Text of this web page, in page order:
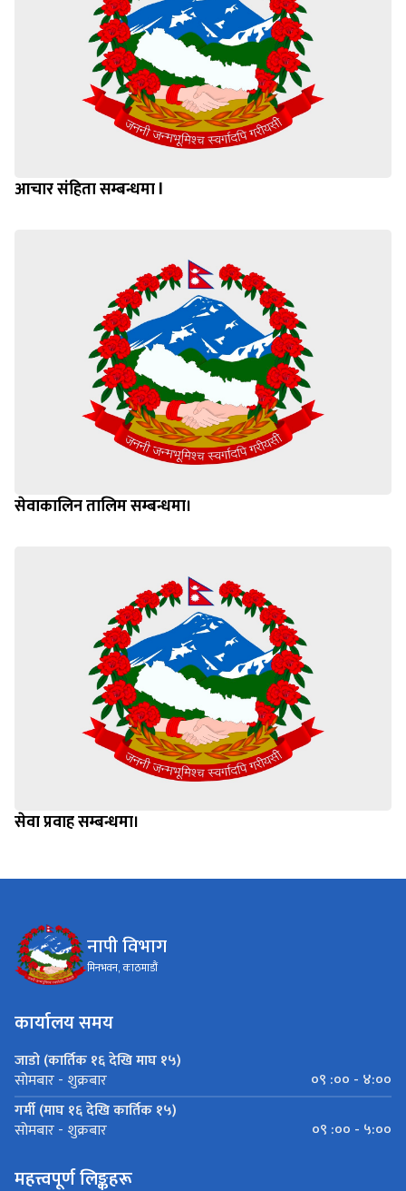
आचार संहिता सम्बन्धमा l
सेवाकालिन तालिम सम्बन्धमा।
सेवा प्रवाह सम्बन्धमा।
नापी विभाग
मिनभवन, काठमाडौं
कार्यालय समय
जाडो (कार्तिक १६ देखि माघ १५)
सोमबार - शुक्रबार
०९ :०० - ४:००
गर्मी (माघ १६ देखि कार्तिक १५)
सोमबार - शुक्रबार ०९ :०० - ५:००
महत्त्वपूर्ण लिङ्कहरू